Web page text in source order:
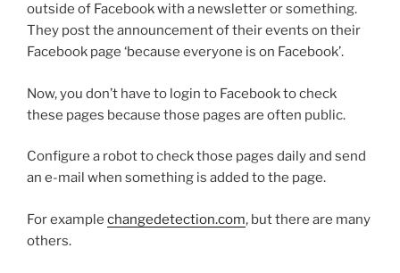
outside of Facebook with a newsletter or something.
They post the announcement of their events on their
Facebook page ‘because everyone is on Facebook’.
Now, you don’t have to login to Facebook to check
these pages because those pages are often public.
Configure a robot to check those pages daily and send
an e-mail when something is added to the page.
For example changedetection.com, but there are many
others.